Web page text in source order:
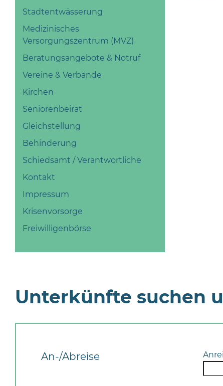
Stadtentwässerung
Medizinisches
Versorgungszentrum (MVZ)
Beratungsangebote & Notruf
Vereine & Verbände
Kirchen
Seniorenbeirat
Gleichstellung
Behinderung
Schiedsamt / Verantwortliche
Kontakt
Impressum
Krisenvorsorge
Freiwilligenbörse
Unterkünfte suchen
An-/Abreise